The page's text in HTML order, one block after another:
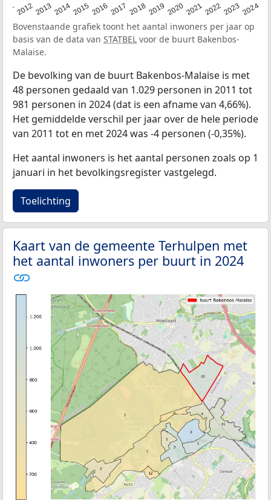
201220132014201520162017 20182019 20202021202220232024
Bovenstaande grafiek toont het aantal inwoners per jaar op
basis van de data van STATBEL voor de buurt Bakenbos-
Malaise.
De bevolking van de buurt Bakenbos-Malaise is met
48 personen gedaald van 1.029 personen in 2011 tot
981 personen in 2024 (dat is een afname van 4,66%).
Het gemiddelde verschil per jaar over de hele periode
van 2011 tot en met 2024 was -4 personen (-0,35%).
Het aantal inwoners is het aantal personen zoals op 1
januari in het bevolkingsregister vastgelegd.
Toelichting
Kaart van de gemeente Terhulpen met
het aantal inwoners per buurt in 2024